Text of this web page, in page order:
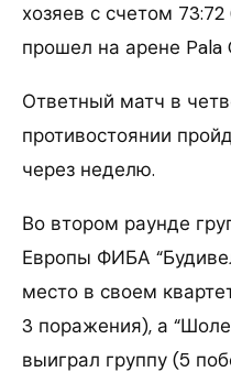
хозяев с счетом 73:72
прошел на арене Pala
Ответный матч в
противостоянии
через неделю.
Во втором раунде
Европы ФИБА
место в своем
3 поражения), а
выиграл группу (5